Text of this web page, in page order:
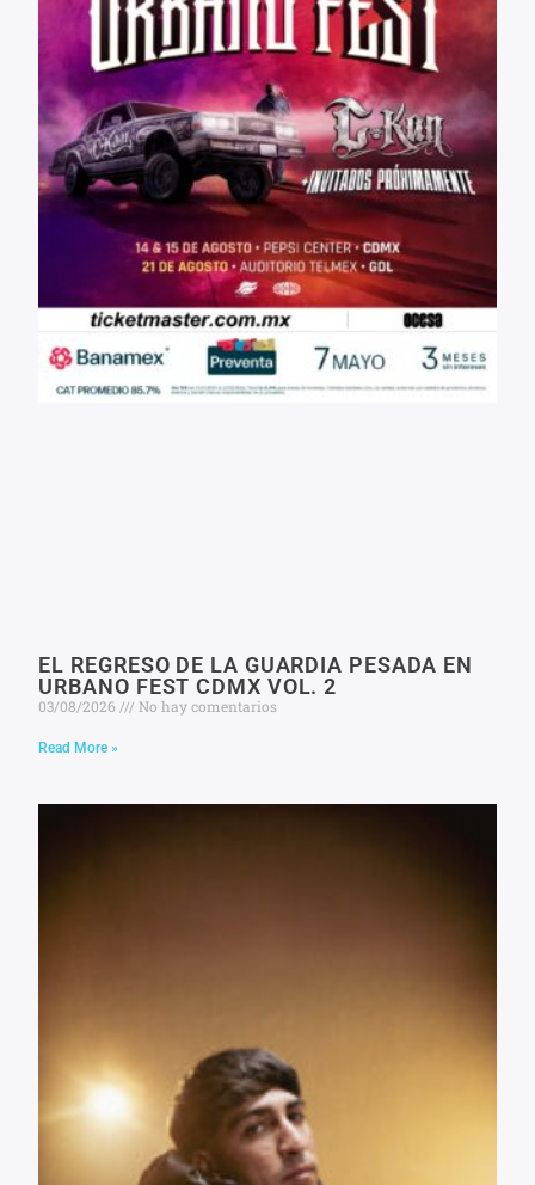
EL REGRESO DE LA GUARDIA PESADA EN
URBANO FEST CDMX VOL. 2
03/08/2026 No hay comentarios
Read More »